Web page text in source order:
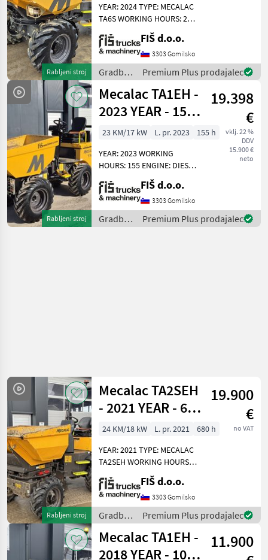
Rabljeni stroj
YEAR: 2024 TYPE: MECALAC
TA6S WORKING HOURS: 270
ENGINE: DIESEL PERKINS -
55KW 4X4 DRIVE
AUTOMATIC GEARBOX
QUICK AND SLOW MOVING
SPEED CAMERA LIGHTS
DUMPER
FIŠ d.o.o.
3303 Gomilsko
Gradbeni
stroji /
Mecalac
Premium Plus prodajalec
Rabljeni stroj
Mecalac TA1EH -
2023 YEAR - 155
WORKING
19.398
€
vklj. 22 %
DDV
15.900 €
neto
23 KM/17 kW L. pr. 2023
155 h
YEAR: 2023 WORKING
HOURS: 155 ENGINE: DIESEL
KUBOTA - 17.2 KW WEIGHT
1415KG 4X4 HYDROSTATIC
DRIVE CAPACITY 1000KG
TYRES 90% HI-TIPPING
UNLOADING HEIGHT 165CM
FIŠ d.o.o.
3303 Gomilsko
Gradbeni
stroji /
Premium Plus prodajalec
Rabljeni stroj
Mecalac TA2SEH
- 2021 YEAR - 680
HOURS - HI-TIP
19.900
€
no VAT
24 KM/18 kW L. pr. 2021
680 h
YEAR: 2021 TYPE: MECALAC
TA2SEH WORKING HOURS:
680 ENGINE: DIESEL
KUBOTA – 18.2KW 4X4
HYDROSTATIC DRIVE
DUMPER WEIGHT 2335KG
CAPACITY 2000KG TYRES
70% HI-TIP
FIŠ d.o.o.
3303 Gomilsko
Gradbeni
stroji /
Mecalac
Premium Plus prodajalec
Mecalac TA1EH -
2018 YEAR - 1065
11.900